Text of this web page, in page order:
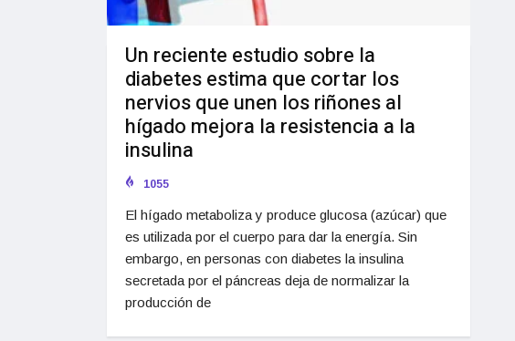
Un reciente estudio sobre la
diabetes estima que cortar los
nervios que unen los riñones al
hígado mejora la resistencia a la
insulina
1055
El hígado metaboliza y produce glucosa (azúcar) que
es utilizada por el cuerpo para dar la energía. Sin
embargo, en personas con diabetes la insulina
secretada por el páncreas deja de normalizar la
producción de